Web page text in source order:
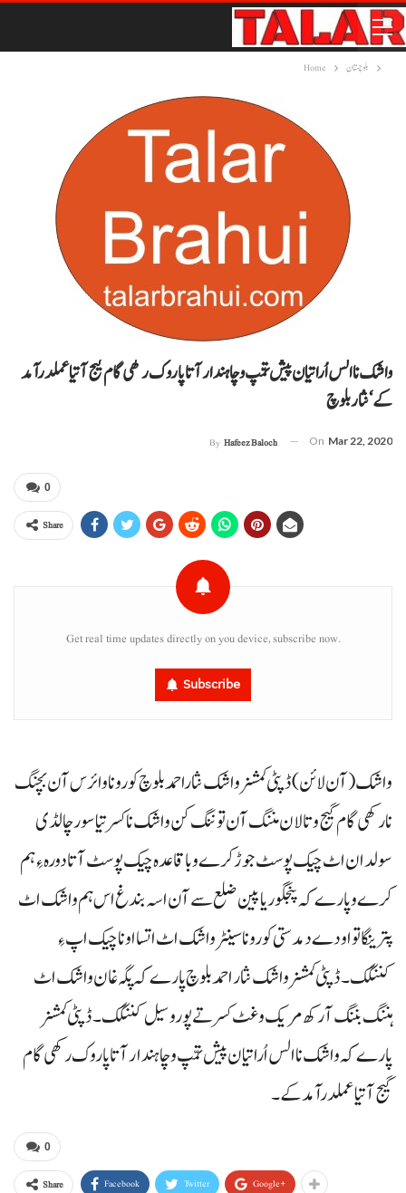
Home بلوچستان
واشک نا الس اُراتیان پیش تمّپ و چاہندار آتا پاروک رکھی گام گیج آتیا عملدرآمد
کے‘نثاربلوچ
By Hafeez Baloch On Mar 22, 2020
0
Share
Get real time updates directly on you device, subscribe now.
Subscribe
واشک (آن لائن) ڈپٹی کمشنر واشک نثاراحمد بلوچ کورونا وائرس آن بچنگ
نا رکھی گام گیج و تالان مننگ آن توننگ کن واشک نا کسر تیا سورچا لڈی
سولدان اٹ چیک پوسٹ جوڑ کرے و باقاعدہ چیک پوسٹ آتا دورہ ءِ ہم
کرے وپارے کہ پنجگور یا پین ضلع سے آن اسہ بندغ اس ہم واشک اٹ
پترینگا تو اودے دمدستی کورونا سینٹر واشک اٹ اتسا اونا چیک اپ ءِ
کننگک۔ ڈپٹی کمشنر واشک نثار احمد بلوچ پارے کہ پگہ غان واشک اٹ
ہننگ بننگ آ رکھ مریک و غٹ کسر تے پورو سیل کننگک۔ ڈپٹی کمشنر
پارے کہ واشک نا الس اُراتیان پیش تمّپ و چاہندار آتا پاروک رکھی گام
گیج آتیا عملدرآمد کے۔
0
Share Facebook Twitter Google+